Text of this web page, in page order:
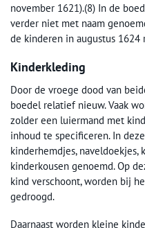
november 1621).(8) In de
verder niet met naam
de kinderen in augustus
Kinderkleding
Door de vroege dood van
boedel relatief nieuw. Vaak
zolder een luiermand met
inhoud te specificeren. In
kinderhemdjes, naveldoekjes,
kinderkousen genoemd. Op
kind verschoont, worden bij
gedroogd.
Daarnaast worden kleine